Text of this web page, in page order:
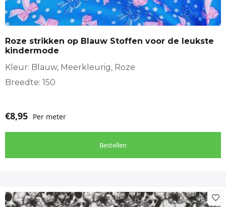
Roze strikken op Blauw Stoffen voor de leukste
kindermode
Kleur: Blauw, Meerkleurig, Roze
Breedte: 150
€8,95 Per meter
Bestellen